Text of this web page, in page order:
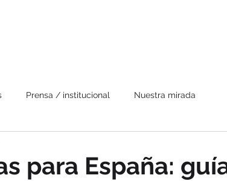
Prensa / institucional Nuestra mirada
para España: